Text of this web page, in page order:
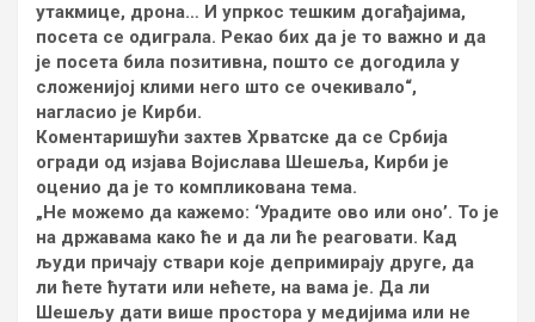
утакмице, дрона… И упркос тешким догађајима,
посета се одиграла. Рекао бих да је то важно и да
је посета била позитивна, пошто се догодила у
сложенијој клими него што се очекивало“,
нагласио је Кирби.
Коментаришући захтев Хрватске да се Србија
огради од изјава Војислава Шешеља, Кирби је
оценио да је то компликована тема.
„Не можемо да кажемо: ‘Урадите ово или оно’. То је
на државама како ће и да ли ће реаговати. Кад
људи причају ствари које депримирају друге, да
ли ћете ћутати или нећете, на вама је. Да ли
Шешељу дати више простора у медијима или не